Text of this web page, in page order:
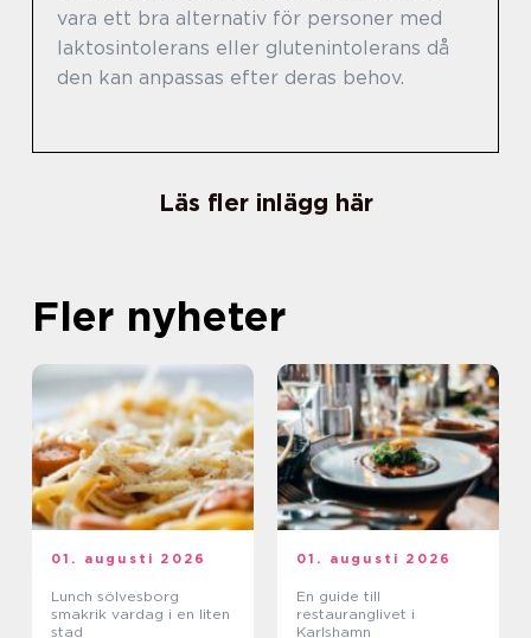
vara ett bra alternativ för personer med
laktosintolerans eller glutenintolerans då
den kan anpassas efter deras behov.
Läs fler inlägg här
Fler nyheter
01. augusti 2026
Lunch sölvesborg
smakrik vardag i en liten
stad
01. augusti 2026
En guide till
restauranglivet i
Karlshamn